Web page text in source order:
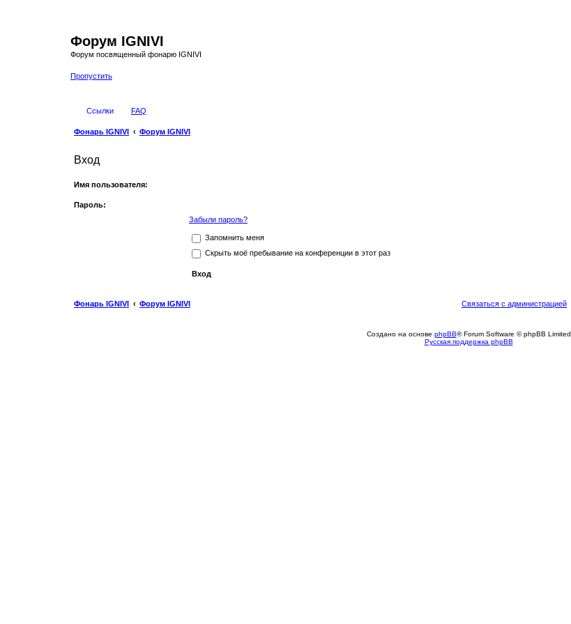
Форум IGNIVI
Форум посвященный фонарю IGNIVI
Пропустить
Ссылки FAQ
Фонарь IGNIVI Форум IGNIVI
Вход
Имя пользователя:
Пароль:
Забыли пароль?
Запомнить меня
Скрыть моё пребывание на конференции в этот раз
Фонарь IGNIVI Форум IGNIVI Связаться с администрацией
Создано на основе phpBB® Forum Software © phpBB Limited
Русская поддержка phpBB